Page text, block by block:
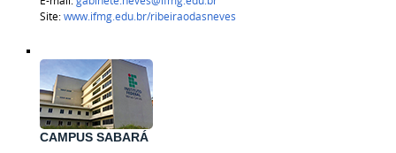
Site:www.ifmg.edu.br/ribeiraodasneves
CAMPUS SABARÁ